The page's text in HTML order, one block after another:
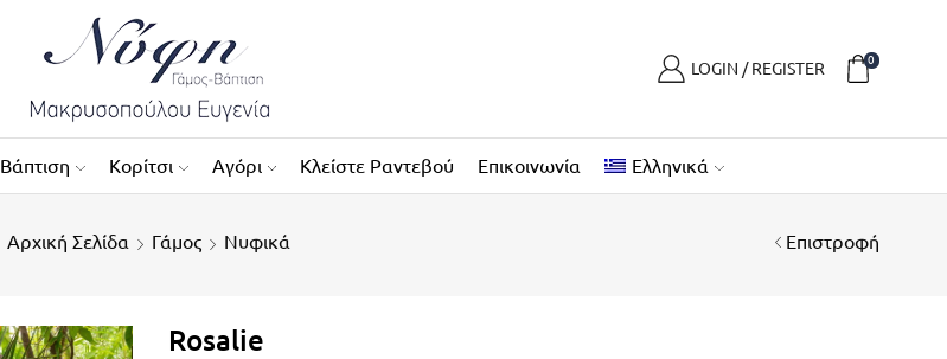
LOGIN / REGISTER 0
Βάπτιση Κορίτσι Αγόρι Κλείστε Ραντεβού Επικοινωνία Ελληνικά
Αρχική Σελίδα Γάμος Νυφικά Επιστροφή
Rosalie